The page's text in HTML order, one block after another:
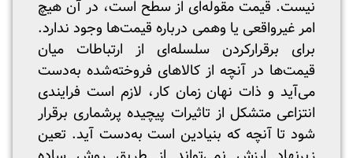
نیست. قیمت مقوله‌ای از سطح است، در آن هیچ
امر غیرواقعی یا وهمی درباره قیمت‌ها وجود ندارد.
برای برقرارکردن سلسله‌ای از ارتباطات میان
قیمت‌ها در آنچه از کالاهای فروخته‌شده به‌دست
می‌آید و ذات نهان زمان کار، لازم است فرایندی
انتزاعی متشکل از تاثیرات پیچیده پرشماری برقرار
شود تا آنچه که بنیادین است به‌دست آید. تعین